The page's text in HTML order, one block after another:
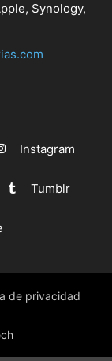
Synology,
Instagram
Tumblr
de privacidad